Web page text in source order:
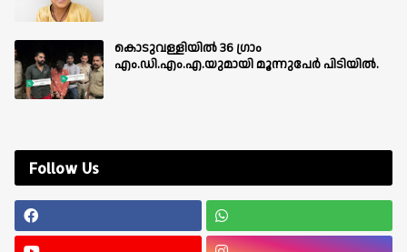
കൊടുവള്ളിയിൽ 36 ഗ്രാം
എം.ഡി.എം.എ.യുമായി മൂന്നുപേർ പിടിയിൽ.
Follow Us